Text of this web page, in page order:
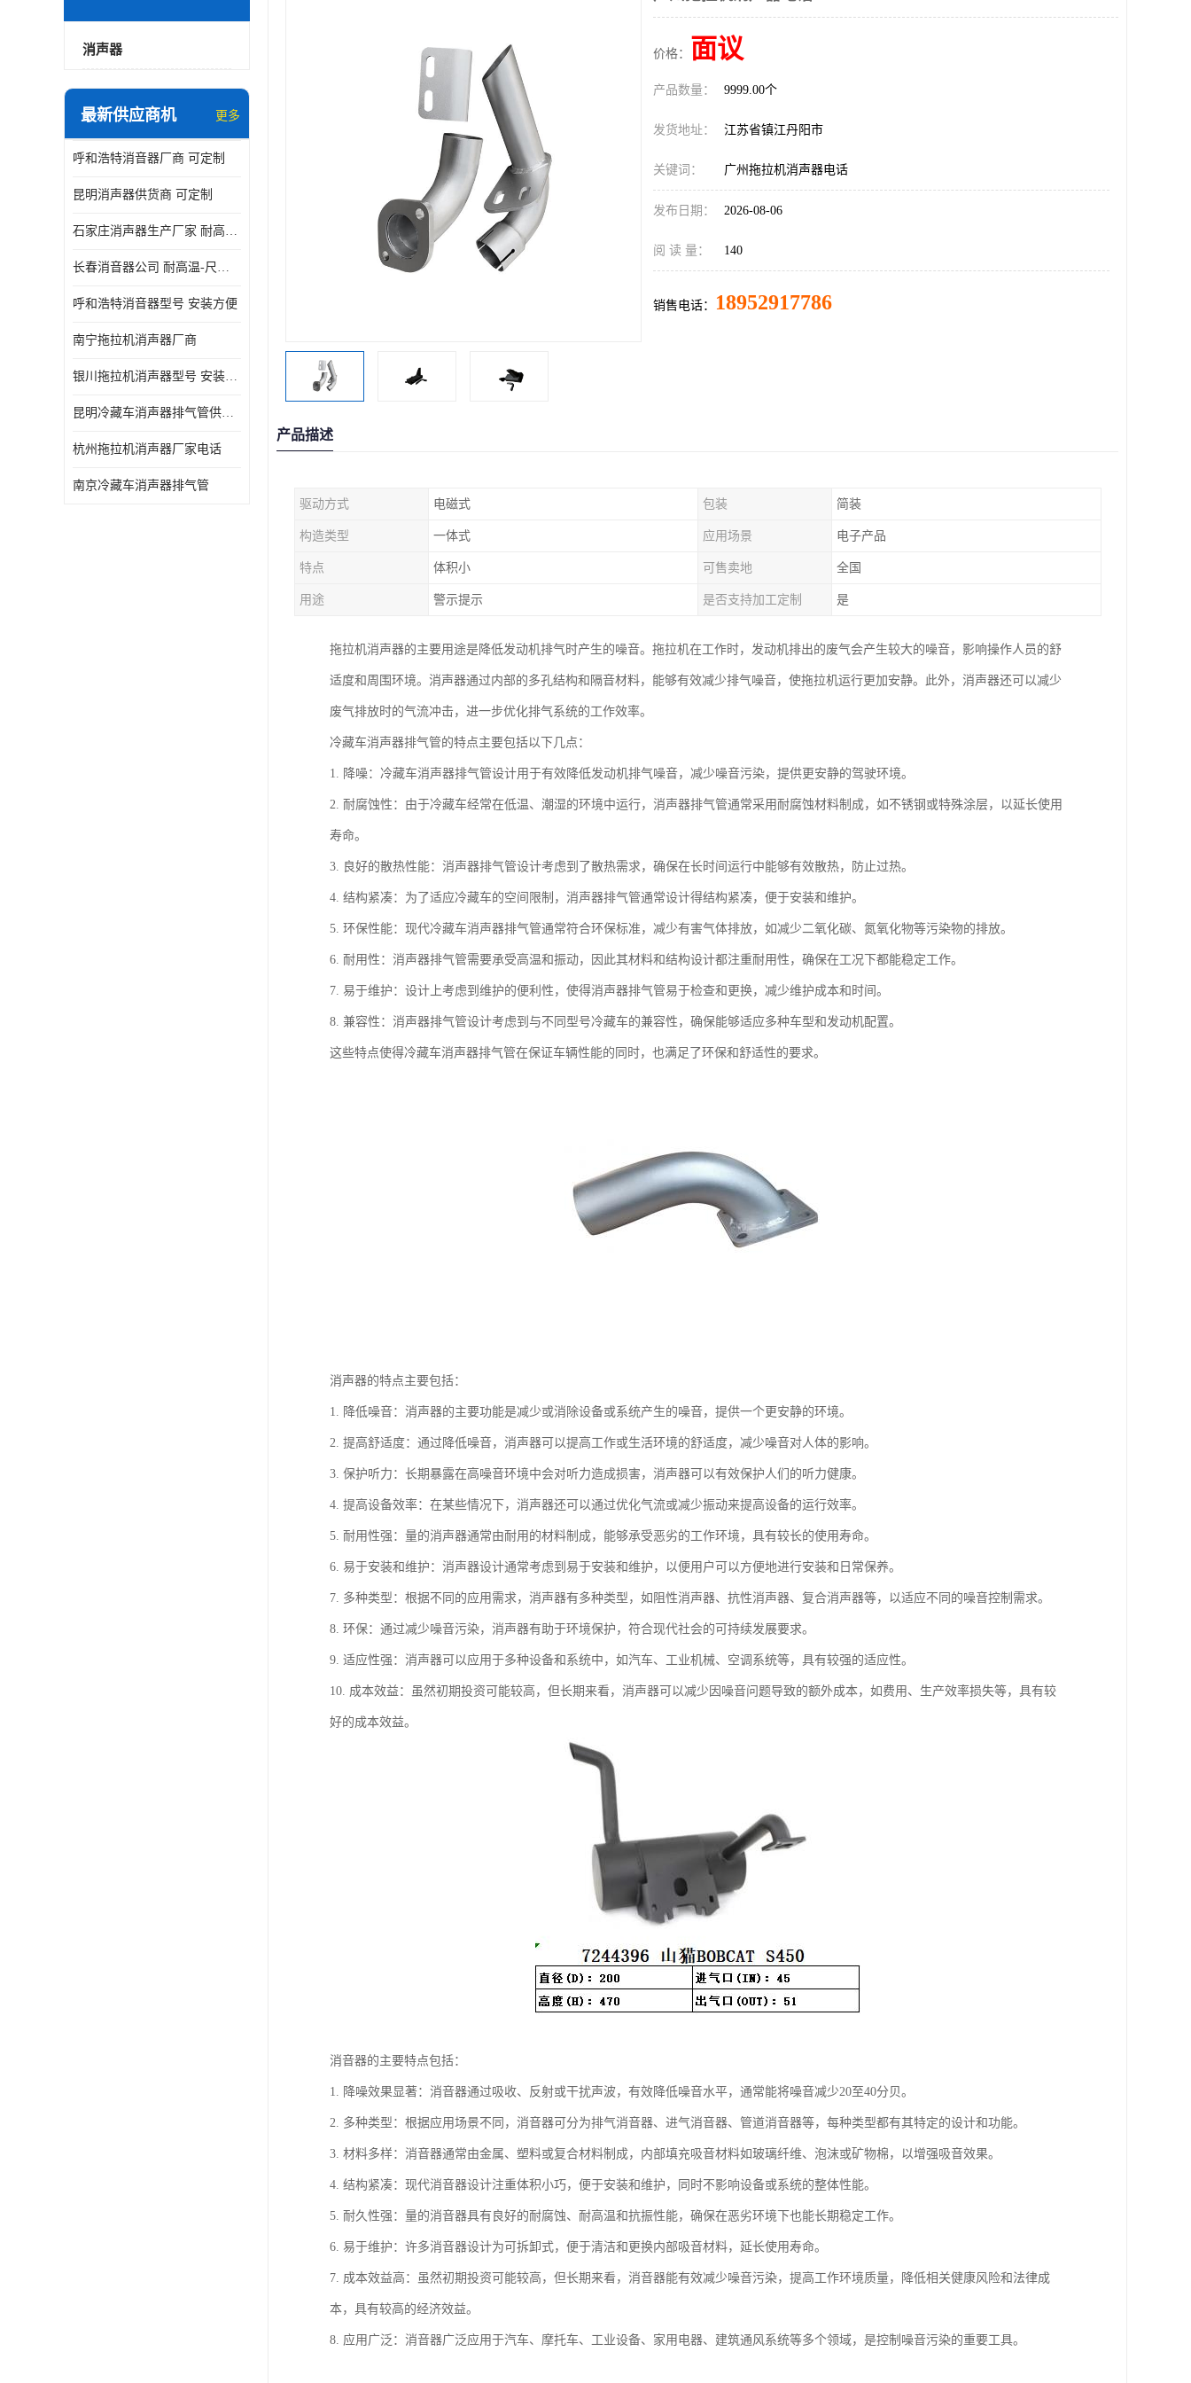
消声器
最新供应商机 更多
呼和浩特消音器厂商 可定制
昆明消声器供货商 可定制
石家庄消声器生产厂家 耐高温-尺寸可定制
长春消音器公司 耐高温-尺寸可定制
呼和浩特消音器型号 安装方便
南宁拖拉机消声器厂商
银川拖拉机消声器型号 安装方便
昆明冷藏车消声器排气管供货商 可定制
杭州拖拉机消声器厂家电话
南京冷藏车消声器排气管
价格： 面议
产品数量： 9999.00个
发货地址： 江苏省镇江丹阳市
关键词： 广州拖拉机消声器电话
发布日期： 2026-08-06
阅 读 量： 140
销售电话： 18952917786
产品描述
驱动方式 电磁式 包装 简装
构造类型 一体式 应用场景 电子产品
特点 体积小 可售卖地 全国
用途 警示提示 是否支持加工定制 是
拖拉机消声器的主要用途是降低发动机排气时产生的噪音。拖拉机在工作时，发动机排出的废气会产生较大的噪音，影响操作人员的舒
适度和周围环境。消声器通过内部的多孔结构和隔音材料，能够有效减少排气噪音，使拖拉机运行更加安静。此外，消声器还可以减少
废气排放时的气流冲击，进一步优化排气系统的工作效率。
冷藏车消声器排气管的特点主要包括以下几点：
1. 降噪：冷藏车消声器排气管设计用于有效降低发动机排气噪音，减少噪音污染，提供更安静的驾驶环境。
2. 耐腐蚀性：由于冷藏车经常在低温、潮湿的环境中运行，消声器排气管通常采用耐腐蚀材料制成，如不锈钢或特殊涂层，以延长使用
寿命。
3. 良好的散热性能：消声器排气管设计考虑到了散热需求，确保在长时间运行中能够有效散热，防止过热。
4. 结构紧凑：为了适应冷藏车的空间限制，消声器排气管通常设计得结构紧凑，便于安装和维护。
5. 环保性能：现代冷藏车消声器排气管通常符合环保标准，减少有害气体排放，如减少二氧化碳、氮氧化物等污染物的排放。
6. 耐用性：消声器排气管需要承受高温和振动，因此其材料和结构设计都注重耐用性，确保在工况下都能稳定工作。
7. 易于维护：设计上考虑到维护的便利性，使得消声器排气管易于检查和更换，减少维护成本和时间。
8. 兼容性：消声器排气管设计考虑到与不同型号冷藏车的兼容性，确保能够适应多种车型和发动机配置。
这些特点使得冷藏车消声器排气管在保证车辆性能的同时，也满足了环保和舒适性的要求。
消声器的特点主要包括：
1. 降低噪音：消声器的主要功能是减少或消除设备或系统产生的噪音，提供一个更安静的环境。
2. 提高舒适度：通过降低噪音，消声器可以提高工作或生活环境的舒适度，减少噪音对人体的影响。
3. 保护听力：长期暴露在高噪音环境中会对听力造成损害，消声器可以有效保护人们的听力健康。
4. 提高设备效率：在某些情况下，消声器还可以通过优化气流或减少振动来提高设备的运行效率。
5. 耐用性强：量的消声器通常由耐用的材料制成，能够承受恶劣的工作环境，具有较长的使用寿命。
6. 易于安装和维护：消声器设计通常考虑到易于安装和维护，以便用户可以方便地进行安装和日常保养。
7. 多种类型：根据不同的应用需求，消声器有多种类型，如阻性消声器、抗性消声器、复合消声器等，以适应不同的噪音控制需求。
8. 环保：通过减少噪音污染，消声器有助于环境保护，符合现代社会的可持续发展要求。
9. 适应性强：消声器可以应用于多种设备和系统中，如汽车、工业机械、空调系统等，具有较强的适应性。
10. 成本效益：虽然初期投资可能较高，但长期来看，消声器可以减少因噪音问题导致的额外成本，如费用、生产效率损失等，具有较
好的成本效益。
消音器的主要特点包括：
1. 降噪效果显著：消音器通过吸收、反射或干扰声波，有效降低噪音水平，通常能将噪音减少20至40分贝。
2. 多种类型：根据应用场景不同，消音器可分为排气消音器、进气消音器、管道消音器等，每种类型都有其特定的设计和功能。
3. 材料多样：消音器通常由金属、塑料或复合材料制成，内部填充吸音材料如玻璃纤维、泡沫或矿物棉，以增强吸音效果。
4. 结构紧凑：现代消音器设计注重体积小巧，便于安装和维护，同时不影响设备或系统的整体性能。
5. 耐久性强：量的消音器具有良好的耐腐蚀、耐高温和抗振性能，确保在恶劣环境下也能长期稳定工作。
6. 易于维护：许多消音器设计为可拆卸式，便于清洁和更换内部吸音材料，延长使用寿命。
7. 成本效益高：虽然初期投资可能较高，但长期来看，消音器能有效减少噪音污染，提高工作环境质量，降低相关健康风险和法律成
本，具有较高的经济效益。
8. 应用广泛：消音器广泛应用于汽车、摩托车、工业设备、家用电器、建筑通风系统等多个领域，是控制噪音污染的重要工具。